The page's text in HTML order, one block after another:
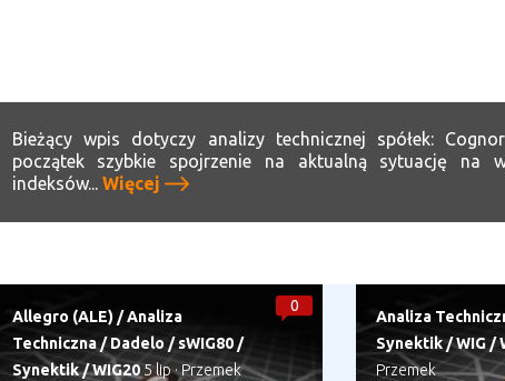
Bieżący wpis dotyczy analizy technicznej spółek:
początek szybkie spojrzenie na aktualną sytuację na
indeksów... Więcej
0
Allegro (ALE)/Analiza
Techniczna/Dadelo /sWIG80/
Synektik/WIG20 5 lip·Przemek
Analiza
Synektik/WIG /
Przemek